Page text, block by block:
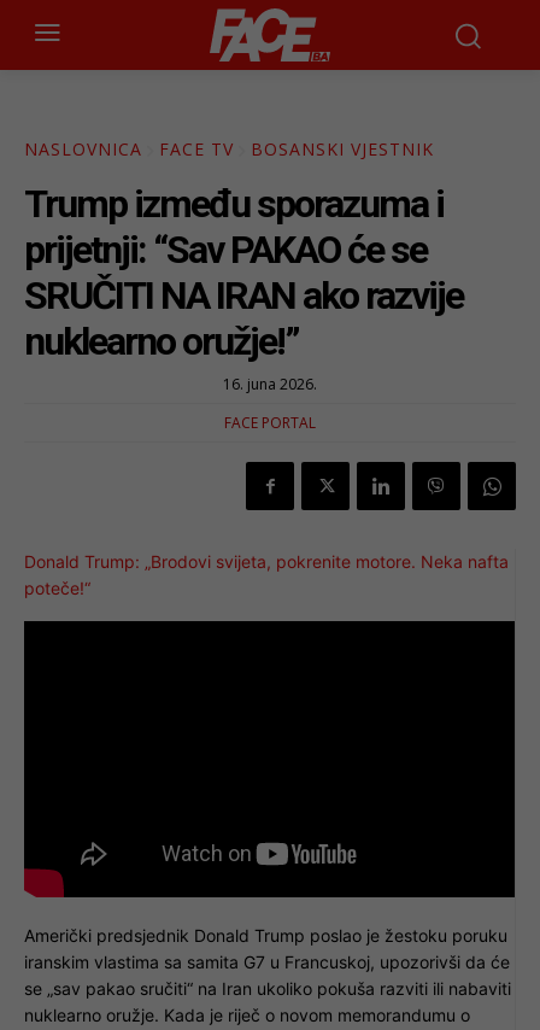
NASLOVNICA FACE TV BOSANSKI VJESTNIK
Trump između sporazuma i
prijetnji: “Sav PAKAO će se
SRUČITI NA IRAN ako razvije
nuklearno oružje!”
16. juna 2026.
FACE PORTAL
Donald Trump: „Brodovi svijeta, pokrenite motore. Neka nafta
poteče!“
Američki predsjednik Donald Trump poslao je žestoku poruku
iranskim vlastima sa samita G7 u Francuskoj, upozorivši da će
se „sav pakao sručiti“ na Iran ukoliko pokuša razviti ili nabaviti
nuklearno oružje. Kada je riječ o novom memorandumu o